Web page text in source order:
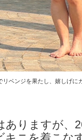
リベンジを果たし、嬉しげに
ありますが、